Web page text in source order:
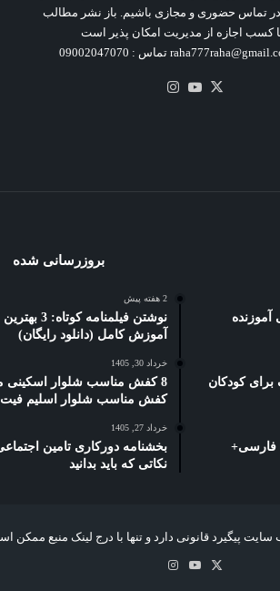
در تماس حضوری و مجازی باشیم. باز نشر مطالب
کسب اجازه از مدیریت امکان پذیر است
X یوتیوب
کوتاه ۱۰ خطی آموزنده
برای کودکان
فارسی+
بروزرسانی شده
2 هفته پیش
آموزش کامل (دانلود رایگان)
خرداد 30, 1405
8 کفش مناسب شلوار اسکینی
کفش مناسب شلوار اسلیم فیت
خرداد 27, 1405
نکاتی که باید بدانید
پیگیرد قانونی دارد و تنها با درج لینک منبع ممکن
یوتیوباینستاگرام